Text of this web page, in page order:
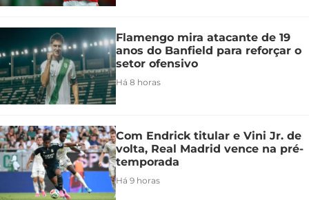
Flamengo mira atacante de 19
anos do Banfield para reforçar o
setor ofensivo
Há 8 horas
Com Endrick titular e Vini Jr. de
volta, Real Madrid vence na pré-
temporada
Há 9 horas